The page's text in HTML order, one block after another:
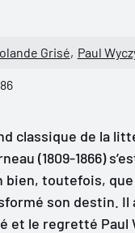
Grisé Paul
classique de la
(1809-1866)
bien, toutefois,
son destin.
et le regretté